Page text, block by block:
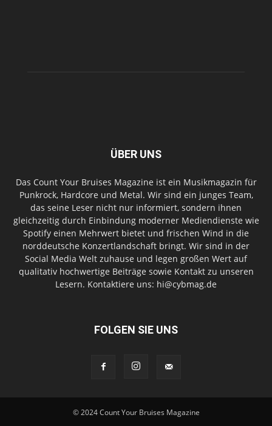
ÜBER UNS
Das Count Your Bruises Magazine ist ein Musikmagazin für
Punkrock, Hardcore und Metal. Wir sind ein junges Team,
das seine Leser nicht nur informiert, sondern ihnen
gleichzeitig durch Einbindung moderner Mediendienste wie
Spotify einen Mehrwert bietet und frischen Wind in die
norddeutsche Konzertlandschaft bringt. Wir sind in der
Social Media Welt zuhause und legen großen Wert auf
qualitativ hochwertige Beiträge sowie Kontakt zu unseren
Lesern. Kontaktiere uns: hi@cybmag.de
FOLGEN SIE UNS
© 2024 Count Your Bruises Magazine